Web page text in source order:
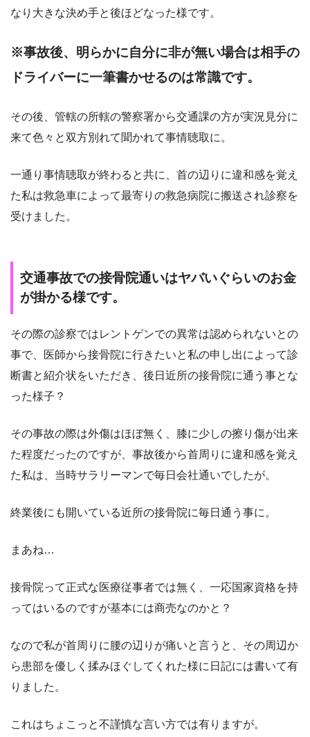
なり大きな決め手と後ほどなった様です。
※事故後、明らかに自分に非が無い場合は相手の
ドライバーに一筆書かせるのは常識です。
その後、管轄の所轄の警察署から交通課の方が実況見分に
来て色々と双方別れて聞かれて事情聴取に。
一通り事情聴取が終わると共に、首の辺りに違和感を覚え
た私は救急車によって最寄りの救急病院に搬送され診察を
受けました。
交通事故での接骨院通いはヤバいぐらいのお金
が掛かる様です。
その際の診察ではレントゲンでの異常は認められないとの
事で、医師から接骨院に行きたいと私の申し出によって診
断書と紹介状をいただき、後日近所の接骨院に通う事とな
った様子？
その事故の際は外傷はほぼ無く、膝に少しの擦り傷が出来
た程度だったのですが、事故後から首周りに違和感を覚え
た私は、当時サラリーマンで毎日会社通いでしたが。
終業後にも開いている近所の接骨院に毎日通う事に。
まあね…
接骨院って正式な医療従事者では無く、一応国家資格を持
ってはいるのですが基本には商売なのかと？
なので私が首周りに腰の辺りが痛いと言うと、その周辺か
ら患部を優しく揉みほぐしてくれた様に日記には書いて有
りました。
これはちょこっと不謹慎な言い方では有りますが。